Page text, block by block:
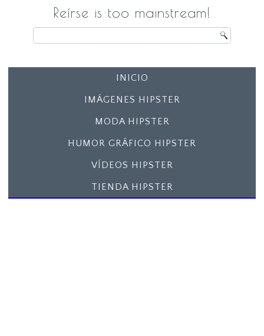
Reírse is too mainstream!
INICIO
IMÁGENES HIPSTER
MODA HIPSTER
HUMOR GRÁFICO HIPSTER
VÍDEOS HIPSTER
TIENDA HIPSTER